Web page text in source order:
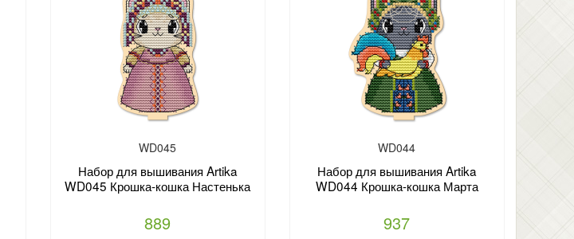
WD045
Набор для вышивания Artika
WD045 Крошка-кошка Настенька
889
WD044
Набор для вышивания Artika
WD044 Крошка-кошка Марта
937